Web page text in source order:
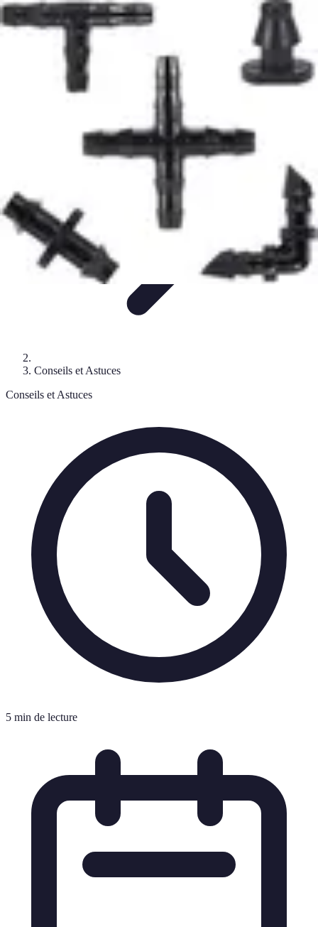
Système Irrigation
InstallationMaintenanceInnovations en irrigation
Installation et
Entretien et Maintenance
Système Irrigation
Conseils et Astuces
Conseils et Astuces
5 min de lecture